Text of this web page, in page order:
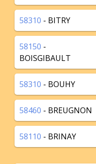
58310 - BITRY
58150 -
BOISGIBAULT
58310 - BOUHY
58460 - BREUGNON
58110 - BRINAY